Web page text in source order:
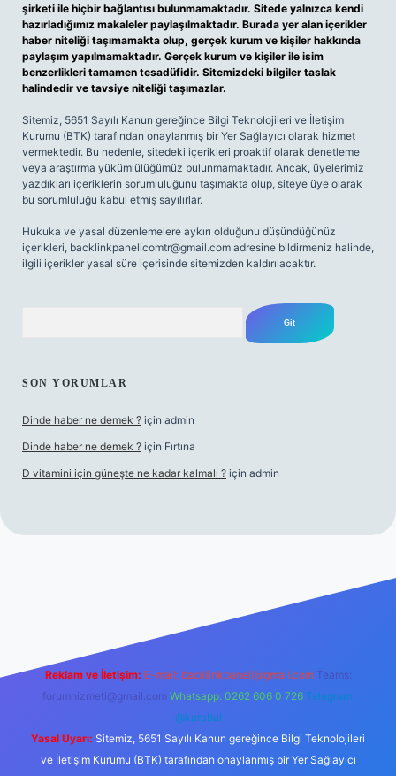
şirketi ile hiçbir bağlantısı bulunmamaktadır. Sitede yalnızca kendi
hazırladığımız makaleler paylaşılmaktadır. Burada yer alan içerikler
haber niteliği taşımamakta olup, gerçek kurum ve kişiler hakkında
paylaşım yapılmamaktadır. Gerçek kurum ve kişiler ile isim
benzerlikleri tamamen tesadüfidir. Sitemizdeki bilgiler taslak
halindedir ve tavsiye niteliği taşımazlar.
Sitemiz, 5651 Sayılı Kanun gereğince Bilgi Teknolojileri ve İletişim
Kurumu (BTK) tarafından onaylanmış bir Yer Sağlayıcı olarak hizmet
vermektedir. Bu nedenle, sitedeki içerikleri proaktif olarak denetleme
veya araştırma yükümlülüğümüz bulunmamaktadır. Ancak, üyelerimiz
yazdıkları içeriklerin sorumluluğunu taşımakta olup, siteye üye olarak
bu sorumluluğu kabul etmiş sayılırlar.
Hukuka ve yasal düzenlemelere aykırı olduğunu düşündüğünüz
içerikleri, backlinkpanelicomtr@gmail.com adresine bildirmeniz halinde,
ilgili içerikler yasal süre içerisinde sitemizden kaldırılacaktır.
SON YORUMLAR
Dinde haber ne demek ? için admin
Dinde haber ne demek ? için Fırtına
D vitamini için güneşte ne kadar kalmalı ? için admin
Reklam ve İletişim: E-mail: backlinkpaneli@gmail.com Teams:
forumhizmeti@gmail.com Whatsapp: 0262 606 0 726 Telegram:
@karabul
Yasal Uyarı: Sitemiz, 5651 Sayılı Kanun gereğince Bilgi Teknolojileri
ve İletişim Kurumu (BTK) tarafından onaylanmış bir Yer Sağlayıcı